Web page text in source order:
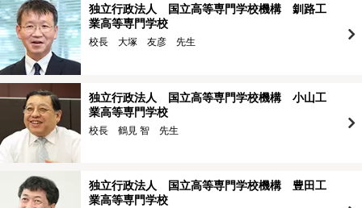
独立行政法人 国立高等専門学校機構 釧路工
業高等専門学校
校長 大塚 友彦 先生
独立行政法人 国立高等専門学校機構 小山工
業高等専門学校
校長 鶴見 智 先生
独立行政法人 国立高等専門学校機構 豊田工
業高等専門学校